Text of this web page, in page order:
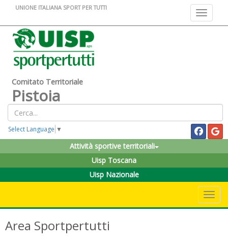
Toggle
UNIONE ITALIANA SPORT PER TUTTI
Comitato Territoriale
Pistoia
Select Language ▼
Attività sportive territoriali
Uisp Toscana
Uisp Nazionale
Area Sportpertutti